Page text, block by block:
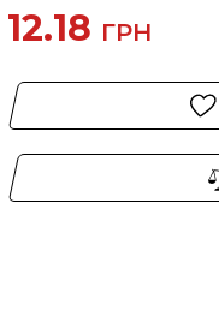
12.18 ГРН